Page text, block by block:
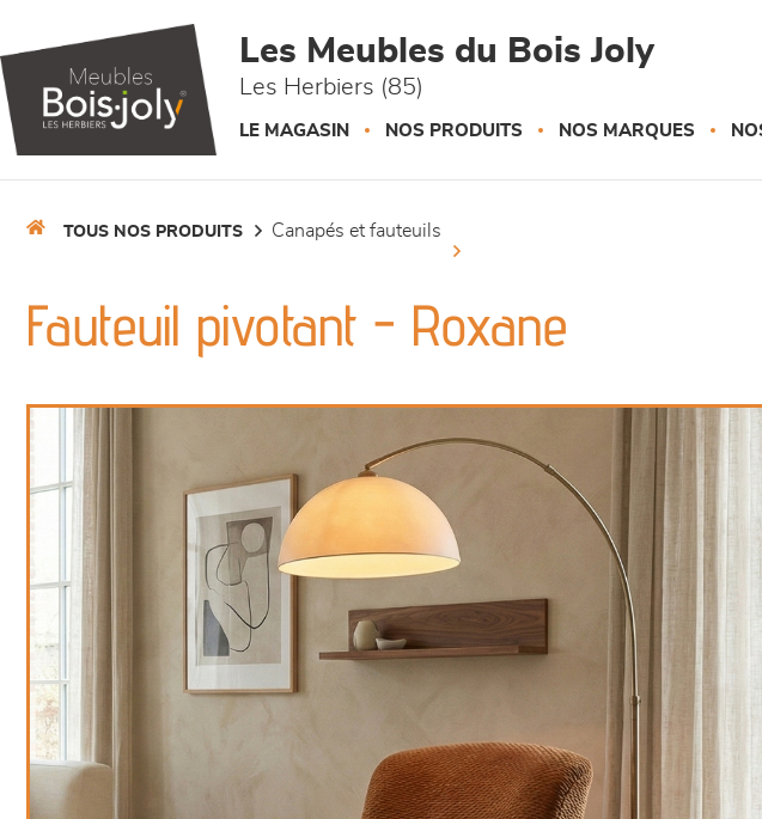
Les Meubles du Bois Joly
Les Herbiers (85)
LE MAGASIN NOS PRODUITS NOS MARQUES
TOUS NOS PRODUITS canapés et fauteuils
Fauteuil pivotant - Roxane